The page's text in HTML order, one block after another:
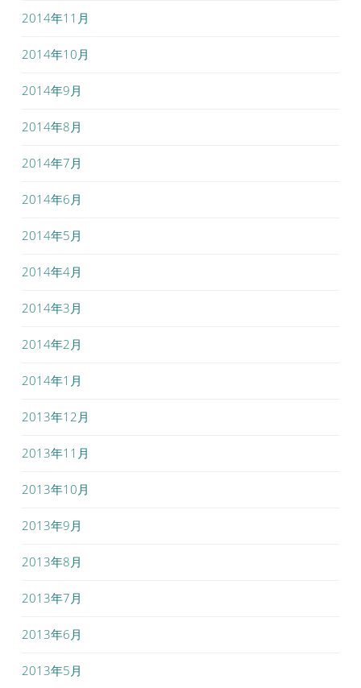
2014年11月
2014年10月
2014年9月
2014年8月
2014年7月
2014年6月
2014年5月
2014年4月
2014年3月
2014年2月
2014年1月
2013年12月
2013年11月
2013年10月
2013年9月
2013年8月
2013年7月
2013年6月
2013年5月